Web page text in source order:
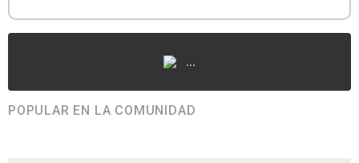
...
POPULAR EN LA COMUNIDAD